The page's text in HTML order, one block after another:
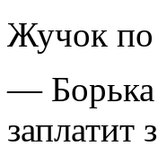
Жучок по
— Борька
заплатит